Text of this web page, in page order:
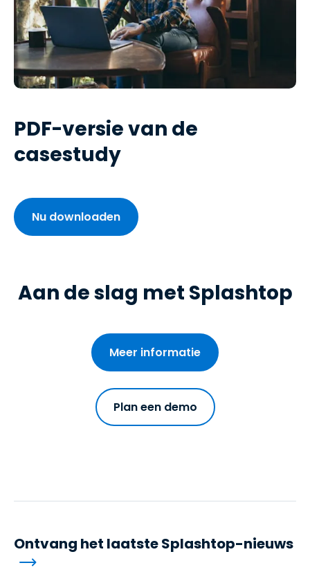
PDF-versie van de
casestudy
Nu downloaden
Aan de slag met Splashtop
Meer informatie
Plan een demo
Ontvang het laatste Splashtop-nieuws